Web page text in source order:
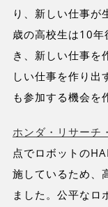
り、新しい仕事が
歳の高校生は10年
き、新しい仕事を
しい仕事を作り出
も参加する機会を
ホンダ・リサーチ
点でロボットの
施しているため、
ました。公平なロ